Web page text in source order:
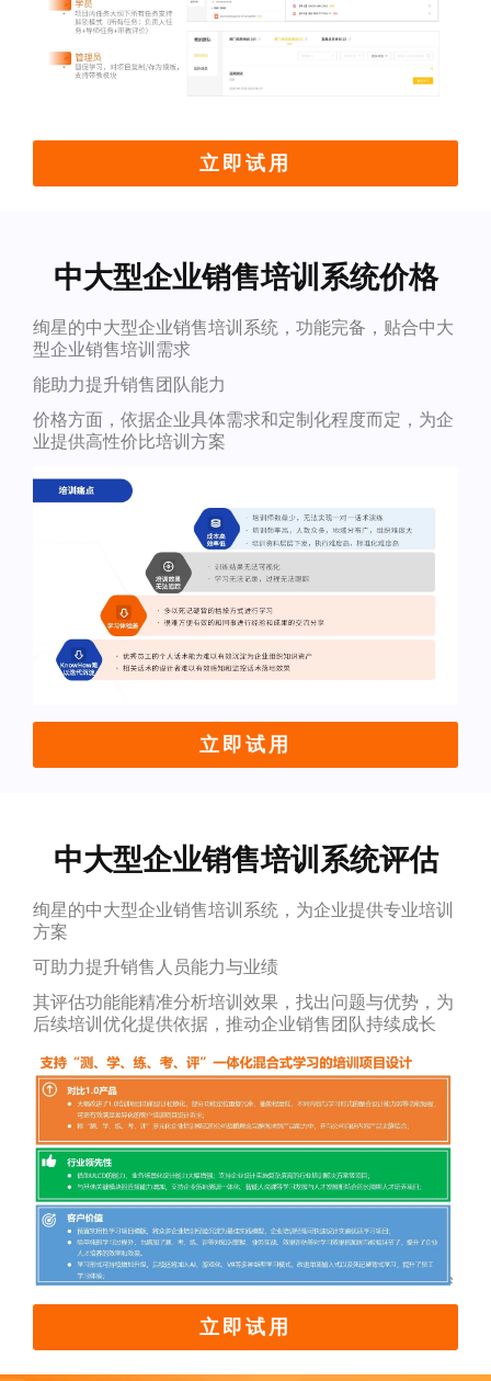
立即试用
中大型企业销售培训系统价格
绚星的中大型企业销售培训系统，功能完备，贴合中大
型企业销售培训需求
能助力提升销售团队能力
价格方面，依据企业具体需求和定制化程度而定，为企
业提供高性价比培训方案
立即试用
中大型企业销售培训系统评估
绚星的中大型企业销售培训系统，为企业提供专业培训
方案
可助力提升销售人员能力与业绩
其评估功能能精准分析培训效果，找出问题与优势，为
后续培训优化提供依据，推动企业销售团队持续成长
立即试用